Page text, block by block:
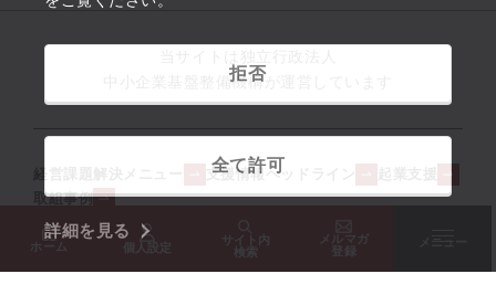
拒否
全て許可
詳細を見る
ホーム 個人設定
サイト内
検索
メルマガ
登録
中小企業基盤整備機構が運営しています
支援情報ヘッドライン
取組事例
サイトマップ